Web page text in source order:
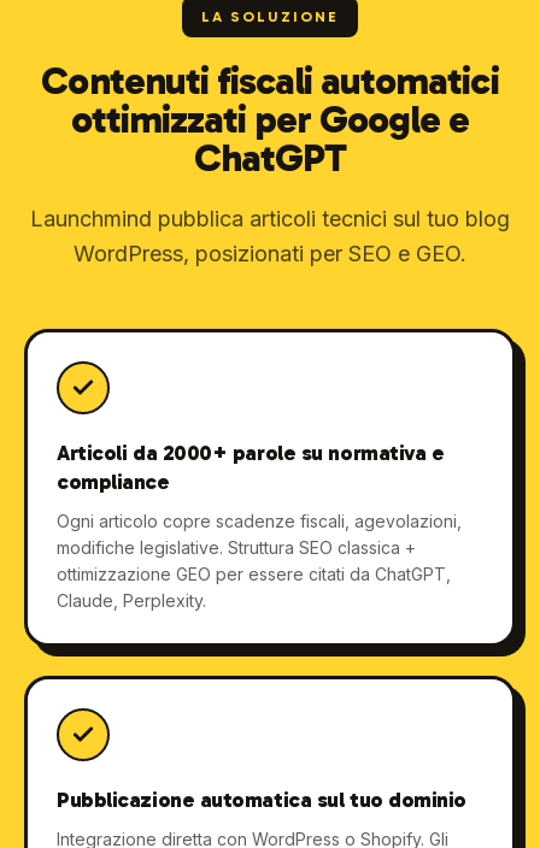
LA SOLUZIONE
Contenuti fiscali automatici
ottimizzati per Google e
ChatGPT
Launchmind pubblica articoli tecnici sul tuo blog
WordPress, posizionati per SEO e GEO.
Articoli da 2000+ parole su normativa e
compliance
Ogni articolo copre scadenze fiscali, agevolazioni,
modifiche legislative. Struttura SEO classica +
ottimizzazione GEO per essere citati da ChatGPT,
Claude, Perplexity.
Pubblicazione automatica sul tuo dominio
Integrazione diretta con WordPress o Shopify. Gli